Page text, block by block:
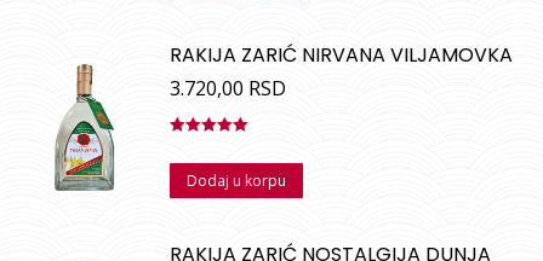
RAKIJA ZARIĆ NIRVANA VILJAMOVKA
3.720,00 RSD
sa5.00od
Dodaj u korpu
RAKIJA ZARIĆ NOSTALGIJA DUNJA